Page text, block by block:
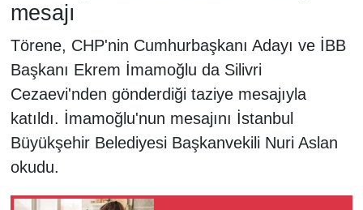
mesajı
Törene, CHP'nin Cumhurbaşkanı Adayı ve İBB
Başkanı Ekrem İmamoğlu da Silivri
Cezaevi'nden gönderdiği taziye mesajıyla
katıldı. İmamoğlu'nun mesajını İstanbul
Büyükşehir Belediyesi Başkanvekili Nuri Aslan
okudu.